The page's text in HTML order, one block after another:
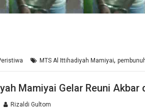
MTS Al Ittihadiyah Mamiyai,
Mamiyai Gelar Reuni Akbar
Rizaldi Gultom